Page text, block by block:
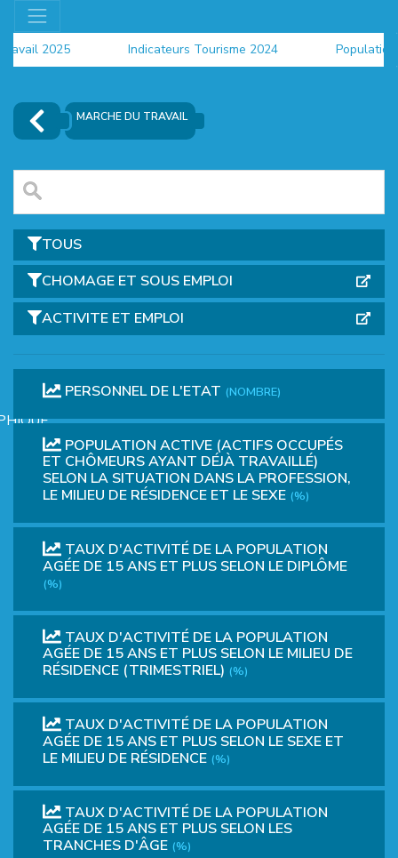
2025 Indicateurs Tourisme 2024 Population
MARCHE DU TRAVAIL
TOUS
CHOMAGE ET SOUS EMPLOI
ACTIVITE ET EMPLOI
PERSONNEL DE L'ETAT (NOMBRE)
POPULATION ACTIVE (ACTIFS OCCUPÉS
ET CHÔMEURS AYANT DÉJÀ TRAVAILLÉ)
SELON LA SITUATION DANS LA PROFESSION,
LE MILIEU DE RÉSIDENCE ET LE SEXE (%)
TAUX D'ACTIVITÉ DE LA POPULATION
AGÉE DE 15 ANS ET PLUS SELON LE DIPLÔME
(%)
TAUX D'ACTIVITÉ DE LA POPULATION
AGÉE DE 15 ANS ET PLUS SELON LE MILIEU DE
RÉSIDENCE (TRIMESTRIEL) (%)
TAUX D'ACTIVITÉ DE LA POPULATION
AGÉE DE 15 ANS ET PLUS SELON LE SEXE ET
LE MILIEU DE RÉSIDENCE (%)
TAUX D'ACTIVITÉ DE LA POPULATION
AGÉE DE 15 ANS ET PLUS SELON LES
TRANCHES D'ÂGE (%)